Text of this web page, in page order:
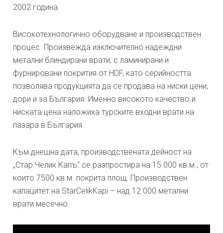
2002 година.
Високотехнологично оборудване и производствен
процес. Произвежда изключително надеждни
метални блиндирани врати, с ламинирани и
фурнировани покрития от HDF, като серийността
позволява продукцията да се продава на ниски цени,
дори и за България. Именно високото качество и
ниската цена наложиха турските входни врати на
пазара в България.
Към днешна дата, производствената дейност на
„Стар Челик Капъ“ се разпростира на 15 000 кв.м., от
които 7500 кв.м. покрита площ. Производствен
капацитет на StarCelikKapi – над 12 000 метални
врати месечно.